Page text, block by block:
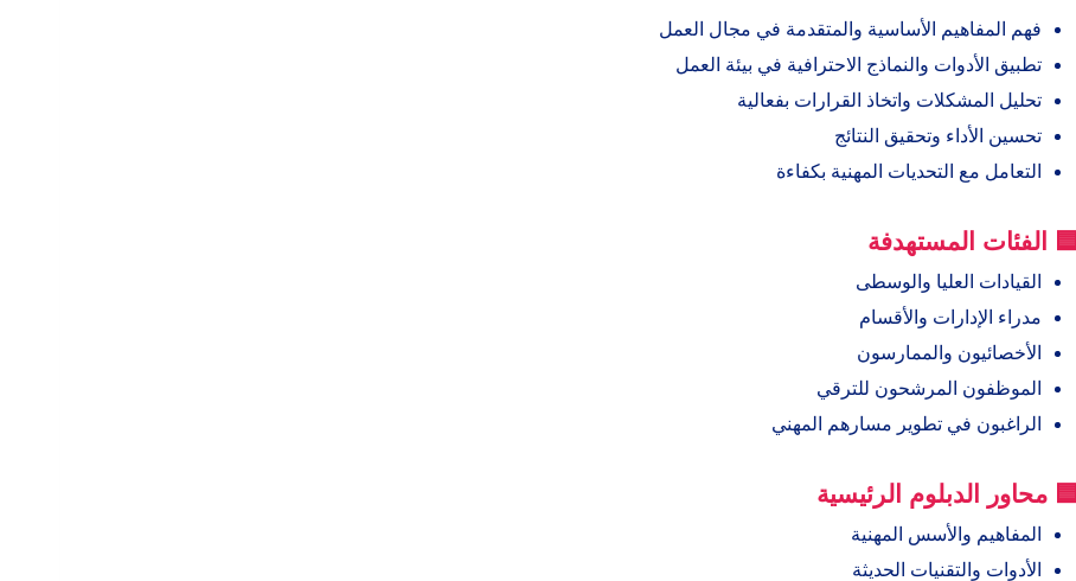
فهم المفاهيم الأساسية والمتقدمة في مجال العمل
تطبيق الأدوات والنماذج الاحترافية في بيئة العمل
تحليل المشكلات واتخاذ القرارات بفعالية
تحسين الأداء وتحقيق النتائج
التعامل مع التحديات المهنية بكفاءة
🟦 الفئات المستهدفة
القيادات العليا والوسطى
مدراء الإدارات والأقسام
الأخصائيون والممارسون
الموظفون المرشحون للترقي
الراغبون في تطوير مسارهم المهني
🟦 محاور الدبلوم الرئيسية
المفاهيم والأسس المهنية
الأدوات والتقنيات الحديثة